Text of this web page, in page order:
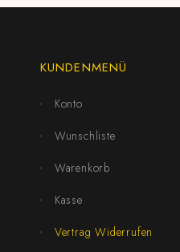
KUNDENMENÜ
Konto
Wunschliste
Warenkorb
Kasse
Vertrag Widerrufen